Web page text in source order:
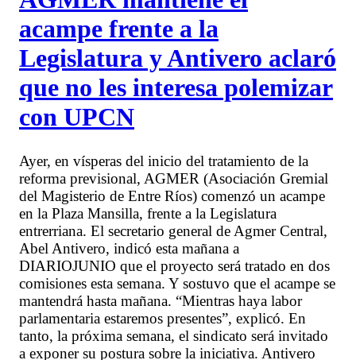
acampe frente a la
Legislatura y Antivero aclaró
que no les interesa polemizar
con UPCN
Ayer, en vísperas del inicio del tratamiento de la
reforma previsional, AGMER (Asociación Gremial
del Magisterio de Entre Ríos) comenzó un acampe
en la Plaza Mansilla, frente a la Legislatura
entrerriana. El secretario general de Agmer Central,
Abel Antivero, indicó esta mañana a
DIARIOJUNIO que el proyecto será tratado en dos
comisiones esta semana. Y sostuvo que el acampe se
mantendrá hasta mañana. “Mientras haya labor
parlamentaria estaremos presentes”, explicó. En
tanto, la próxima semana, el sindicato será invitado
a exponer su postura sobre la iniciativa. Antivero